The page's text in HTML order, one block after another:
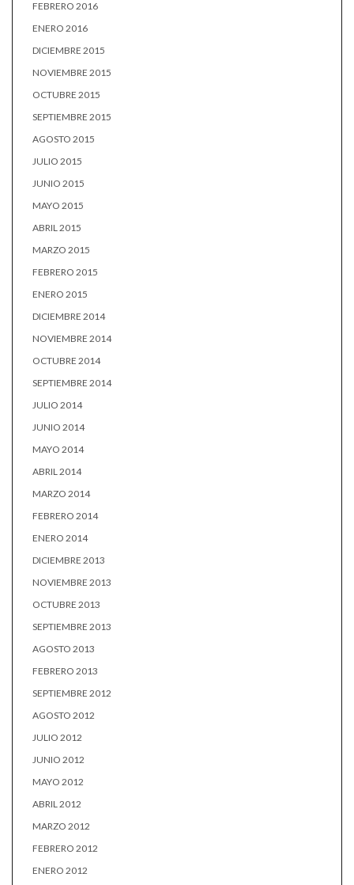
FEBRERO 2016
ENERO 2016
DICIEMBRE 2015
NOVIEMBRE 2015
OCTUBRE 2015
SEPTIEMBRE 2015
AGOSTO 2015
JULIO 2015
JUNIO 2015
MAYO 2015
ABRIL 2015
MARZO 2015
FEBRERO 2015
ENERO 2015
DICIEMBRE 2014
NOVIEMBRE 2014
OCTUBRE 2014
SEPTIEMBRE 2014
JULIO 2014
JUNIO 2014
MAYO 2014
ABRIL 2014
MARZO 2014
FEBRERO 2014
ENERO 2014
DICIEMBRE 2013
NOVIEMBRE 2013
OCTUBRE 2013
SEPTIEMBRE 2013
AGOSTO 2013
FEBRERO 2013
SEPTIEMBRE 2012
AGOSTO 2012
JULIO 2012
JUNIO 2012
MAYO 2012
ABRIL 2012
MARZO 2012
FEBRERO 2012
ENERO 2012